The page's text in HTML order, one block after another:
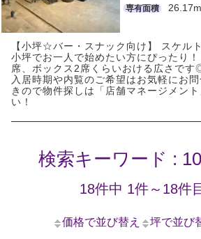
専有面積
【小坪☆バー・スナック向け】 スケル
小坪でお一人で始めたい方にぴったり
席、ボックス2席くらいおける広さで
入居時期や内覧のご希望はお気軽にお
きので物件探しは「店舗マネージメン
い！
検索キーワード :
18件中 1件～18件
価格で並び替え 坪で並び